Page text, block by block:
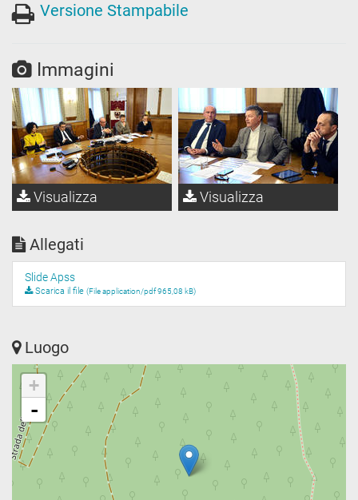
Versione Stampabile
Immagini
Visualizza Visualizza
Allegati
Slide Apss
Scarica il file (File application/pdf 965,08 kB)
Luogo
+
-